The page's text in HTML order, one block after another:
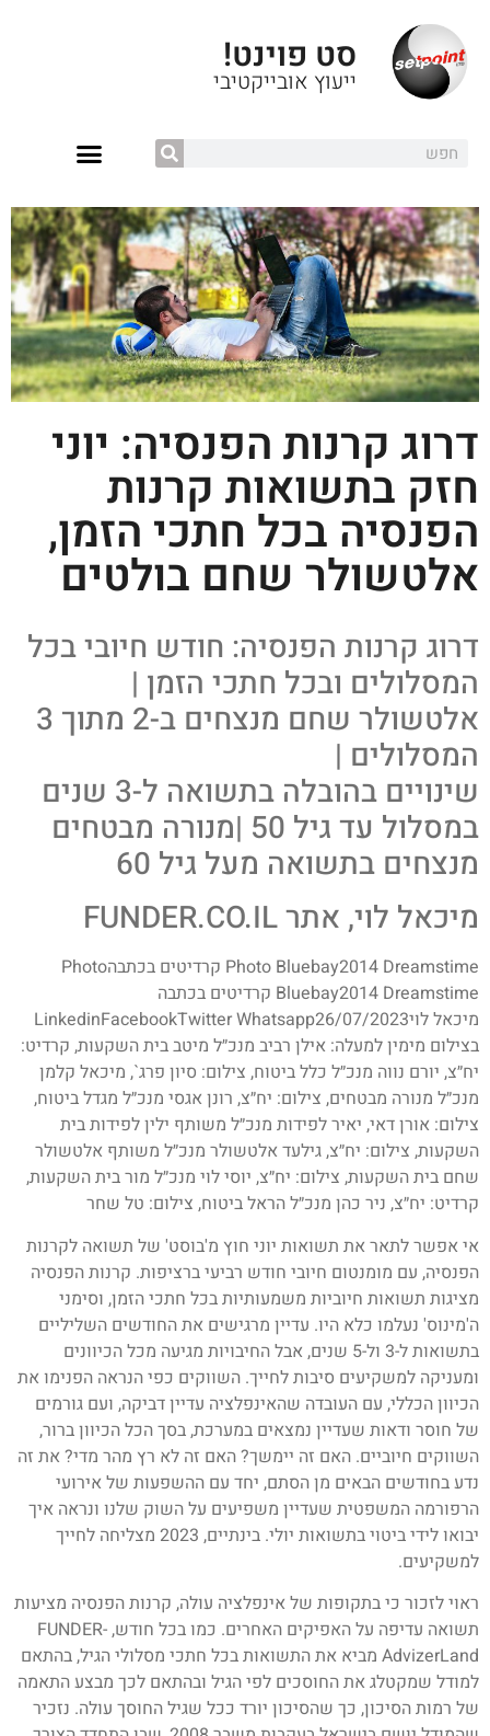
סט פוינט!
ייעוץ אובייקטיבי
דרוג קרנות הפנסיה: יוני
חזק בתשואות קרנות
הפנסיה בכל חתכי הזמן,
אלטשולר שחם בולטים
דרוג קרנות הפנסיה: חודש חיובי בכל
המסלולים ובכל חתכי הזמן |
אלטשולר שחם מנצחים ב-2 מתוך 3
המסלולים |
שינויים בהובלה בתשואה ל-3 שנים
במסלול עד גיל 50 |מנורה מבטחים
מנצחים בתשואה מעל גיל 60
מיכאל לוי, אתר FUNDER.CO.IL
Photo Bluebay2014 Dreamstime קרדיטים בכתבהPhoto
Bluebay2014 Dreamstime קרדיטים בכתבה
מיכאל לויLinkedinFacebookTwitter Whatsapp26/07/2023
בצילום מימין למעלה: אילן רביב מנכ״ל מיטב בית השקעות, קרדיט:
יח״צ, יורם נווה מנכ״ל כלל ביטוח, צילום: סיון פרג`, מיכאל קלמן
מנכ״ל מנורה מבטחים, צילום: יח״צ, רונן אגסי מנכ״ל מגדל ביטוח,
צילום: אורן דאי, יאיר לפידות מנכ״ל משותף ילין לפידות בית
השקעות, צילום: יח״צ, גילעד אלטשולר מנכ״ל משותף אלטשולר
שחם בית השקעות, צילום: יח״צ, יוסי לוי מנכ״ל מור בית השקעות,
קרדיט: יח״צ, ניר כהן מנכ״ל הראל ביטוח, צילום: טל שחר
אי אפשר לתאר את תשואות יוני חוץ מ'בוסט' של תשואה לקרנות
הפנסיה, עם מומנטום חיובי חודש רביעי ברציפות. קרנות הפנסיה
מציגות תשואות חיוביות משמעותיות בכל חתכי הזמן, וסימני
ה'מינוס' נעלמו כלא היו. עדיין מרגישים את החודשים השליליים
בתשואות ל-3 ול-5 שנים, אבל החיבויות מגיעה מכל הכיוונים
ומעניקה למשקיעים סיבות לחייך. השווקים כפי הנראה הפנימו את
הכיוון הכללי, עם העובדה שהאינפלציה עדיין דביקה, ועם גורמים
של חוסר ודאות שעדיין נמצאים במערכת, בסך הכל הכיוון ברור,
השווקים חיוביים. האם זה יימשך? האם זה לא רץ מהר מדי? את זה
נדע בחודשים הבאים מן הסתם, יחד עם ההשפעות של אירועי
הרפורמה המשפטית שעדיין משפיעים על השוק שלנו ונראה איך
יבואו לידי ביטוי בתשואות יולי. בינתיים, 2023 מצליחה לחייך
למשקיעים.
ראוי לזכור כי בתקופות של אינפלציה עולה, קרנות הפנסיה מציעות
תשואה עדיפה על האפיקים האחרים. כמו בכל חודש, FUNDER-
AdvizerLand מביא את התשואות בכל חתכי מסלולי הגיל, בהתאם
למודל שמקטלג את החוסכים לפי הגיל ובהתאם לכך מבצע התאמה
של רמות הסיכון, כך שהסיכון יורד ככל שגיל החוסך עולה. נזכיר